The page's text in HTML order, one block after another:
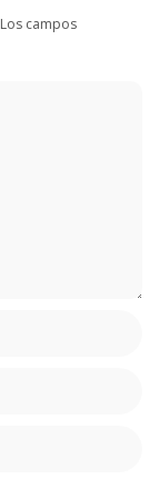
Los campos